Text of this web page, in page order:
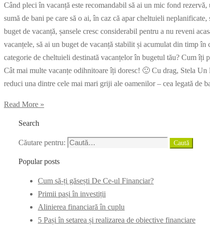
Când pleci în vacanță este recomandabil să ai un mic fond
sumă de bani pe care să o ai, în caz că apar cheltuieli
buget de vacanță, șansele cresc considerabil pentru a nu reveni
vacanțele, să ai un buget de vacanță stabilit și acumulat din timp
categorie de cheltuieli destinată vacanțelor în bugetul tău? Cum
Cât mai multe vacanțe odihnitoare îți doresc! 🙂 Cu drag, Stela
reduci una dintre cele mai mari griji ale oamenilor – cea legată de
Read More »
Search
Căutare pentru: Caută
Popular posts
Cum să-ți găsești De Ce-ul Financiar?
Primii pași în investiții
Alinierea financiară în cuplu
5 Pași în setarea și realizarea de obiective financiare